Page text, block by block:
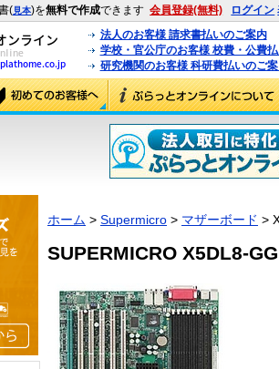
(見本)を無料で作成できます 会員登録(無料) ログイン
法人のお客様 請求書払いのご案内
学校・官公庁のお客様 校費・公費
研究機関のお客様 科研費払いのご
ホーム > Supermicro > マザーボード >
SUPERMICRO X5DL8-